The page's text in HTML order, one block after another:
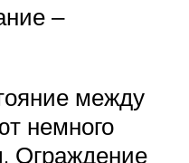
‒
между
немного
Ограждение